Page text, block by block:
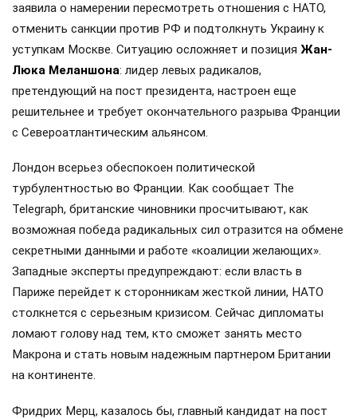
заявила о намерении пересмотреть отношения с НАТО,
отменить санкции против РФ и подтолкнуть Украину к
уступкам Москве. Ситуацию осложняет и позиция Жан-
Люка Меланшона: лидер левых радикалов,
претендующий на пост президента, настроен еще
решительнее и требует окончательного разрыва Франции
с Североатлантическим альянсом.
Лондон всерьез обеспокоен политической
турбулентностью во Франции. Как сообщает The
Telegraph, британские чиновники просчитывают, как
возможная победа радикальных сил отразится на обмене
секретными данными и работе «коалиции желающих».
Западные эксперты предупреждают: если власть в
Париже перейдет к сторонникам жесткой линии, НАТО
столкнется с серьезным кризисом. Сейчас дипломаты
ломают голову над тем, кто сможет занять место
Макрона и стать новым надежным партнером Британии
на континенте.
Фридрих Мерц, казалось бы, главный кандидат на пост